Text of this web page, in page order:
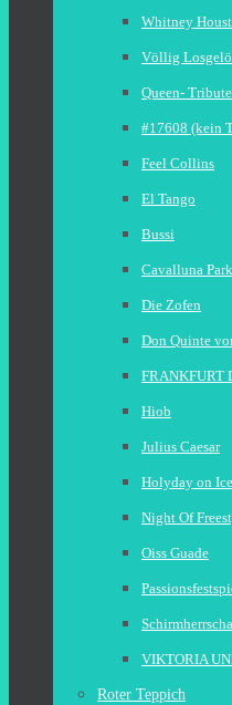
Whitney
Völlig
Queen-
#17608 (kein
Feel Collins
El Tango
Bussi
Cavalluna Park
Die Zofen
Don Quinte
FRANKFURT
Hiob
Julius Caesar
Holyday on Ice
Night Of
Oiss Guade
VIKTORIA
Roter Teppich